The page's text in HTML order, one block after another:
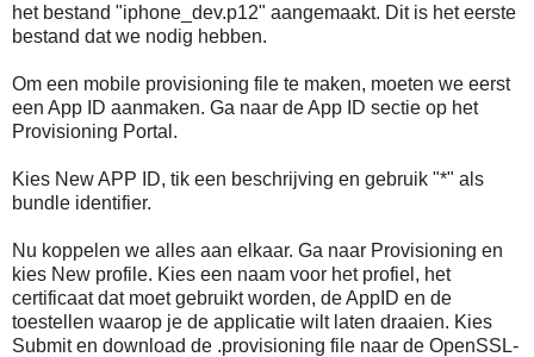
het bestand "iphone_dev.p12" aangemaakt. Dit is het eerste
bestand dat we nodig hebben.
Om een mobile provisioning file te maken, moeten we eerst
een App ID aanmaken. Ga naar de App ID sectie op het
Provisioning Portal.
Kies New APP ID, tik een beschrijving en gebruik "*" als
bundle identifier.
Nu koppelen we alles aan elkaar. Ga naar Provisioning en
kies New profile. Kies een naam voor het profiel, het
certificaat dat moet gebruikt worden, de AppID en de
toestellen waarop je de applicatie wilt laten draaien. Kies
Submit en download de .provisioning file naar de OpenSSL-